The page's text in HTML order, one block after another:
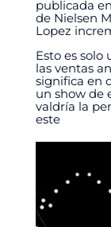
publicada
de Nielsen
Lopez
Esto es
las ventas
significa en
un show de
valdría la
este